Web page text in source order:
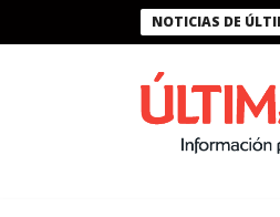
NOTICIAS DE
Presidente Bukele condecora